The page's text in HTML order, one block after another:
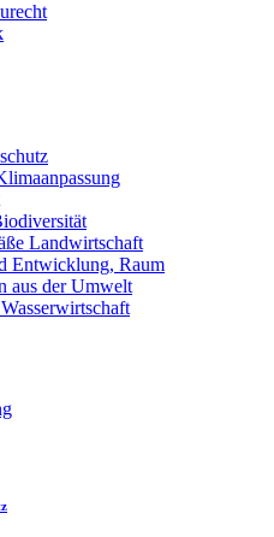
Landwirtschaft
Entwicklung, Raum
aus der Umwelt